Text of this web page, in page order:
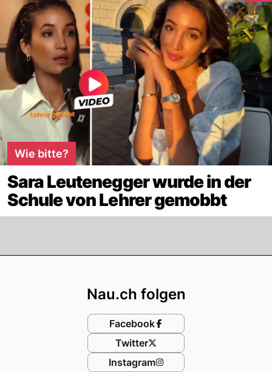
Wie bitte?
Sara Leutenegger wurde in der
Schule von Lehrer gemobbt
Nau.ch folgen
Facebook
Twitter
Instagram